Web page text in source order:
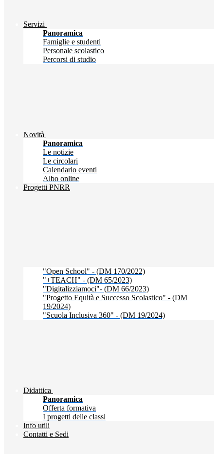
Servizi
Panoramica
Famiglie e studenti
Personale scolastico
Percorsi di studio
Novità
Panoramica
Le notizie
Le circolari
Calendario eventi
Albo online
Progetti PNRR
"Open School" - (DM 170/2022)
"+TEACH" - (DM 65/2023)
"Digitalizziamoci"- (DM 66/2023)
"Progetto Equità e Successo Scolastico" - (DM
19/2024)
"Scuola Inclusiva 360" - (DM 19/2024)
Didattica
Panoramica
Offerta formativa
I progetti delle classi
Info utili
Contatti e Sedi